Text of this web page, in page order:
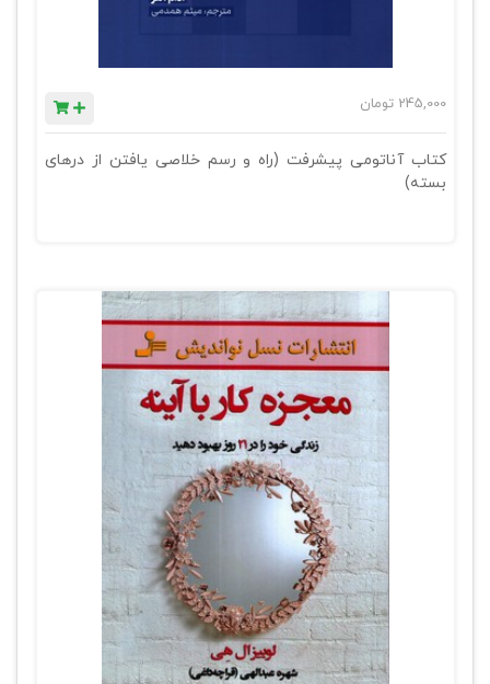
245,000 تومان
کتاب آناتومی پیشرفت (راه و رسم خلاصی یافتن از درهای
بسته)